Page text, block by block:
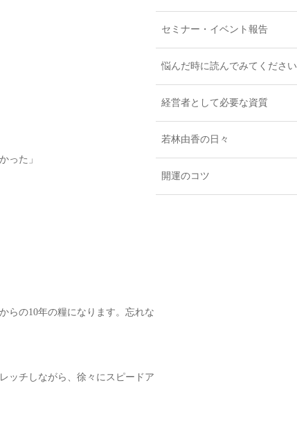
った」
らの10年の糧になります。忘れな
ッチしながら、徐々にスピードア
セミナー・イベント報告
悩んだ時に読んでみてください
経営者として必要な資質
若林由香の日々
開運のコツ